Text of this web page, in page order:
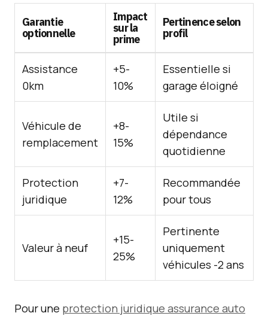
Garantie
optionnelle
Impact
sur la
prime
Pertinence selon
profil
Assistance
0km
+5-
10%
Essentielle si
garage éloigné
Véhicule de
remplacement
+8-
15%
Utile si
dépendance
quotidienne
Protection
juridique
+7-
12%
Recommandée
pour tous
Valeur à neuf
+15-
25%
Pertinente
uniquement
véhicules -2 ans
Pour une protection juridique assurance auto